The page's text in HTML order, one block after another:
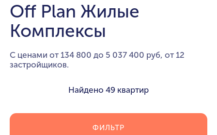
Off Plan Жилые
Комплексы
С ценами от 134 800 до 5 037 400 руб, от 12
застройщиков.
Найдено 49 квартир
ФИЛЬТР